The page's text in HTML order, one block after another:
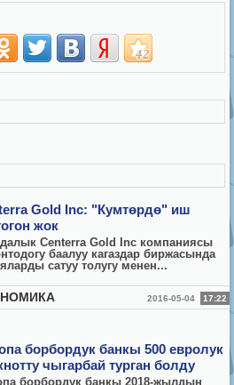
Gold Inc: "Кумтөрдө" иш
жок
Centerra Gold Inc компаниясы
баалуу кагаздар биржасында
сатуу толугу менен...
2016-05-04 17:22
борбордук банкы 500 евролук
чыгарбай турган болду